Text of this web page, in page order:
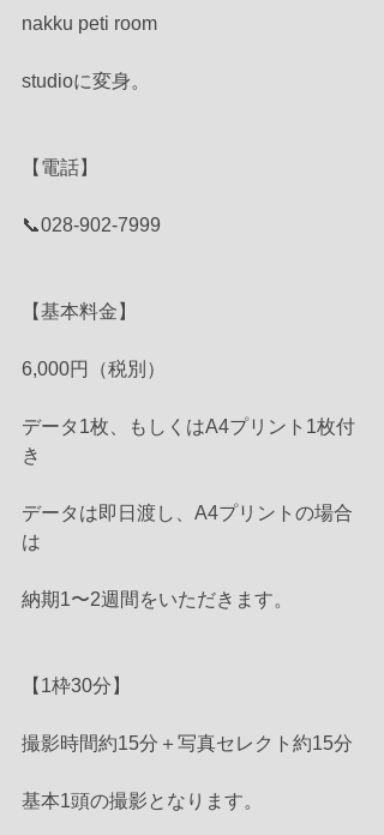
nakku peti room
studioに変身。
【電話】
📞028-902-7999
【基本料金】
6,000円（税別）
データ1枚、もしくはA4プリント1枚付
き
データは即日渡し、A4プリントの場合
は
納期1〜2週間をいただきます。
【1枠30分】
撮影時間約15分＋写真セレクト約15分
基本1頭の撮影となります。